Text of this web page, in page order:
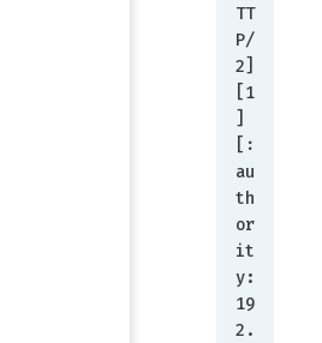
TT
P/
2]
[1
]
[:
au
th
or
it
y:
19
2.